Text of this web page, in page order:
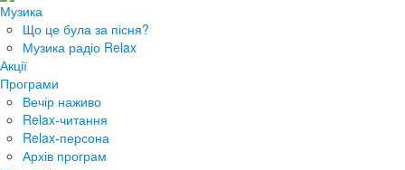
Музика
Що це була за пісня?
Музика радіо Relax
Акції
Програми
Вечір наживо
Relax-читання
Relax-персона
Архів програм